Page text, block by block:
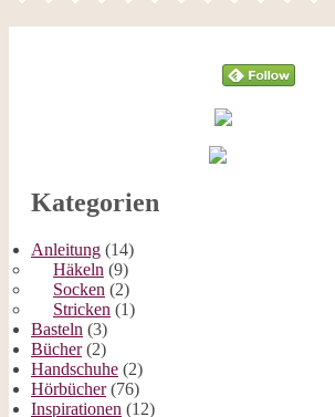
Kategorien
Anleitung (14)
Häkeln (9)
Socken (2)
Stricken (1)
Basteln (3)
Bücher(2)
Handschuhe (2)
Hörbücher(76)
Inspirationen (12)